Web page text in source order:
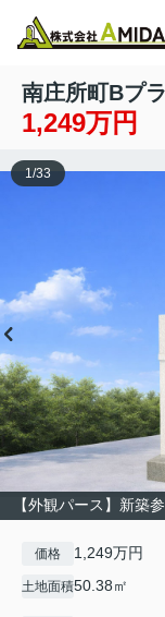
南庄所町Bプ
1,249万円
【外観パース】新築
1 /33
価格 1,249万円
土地面積50.38㎡